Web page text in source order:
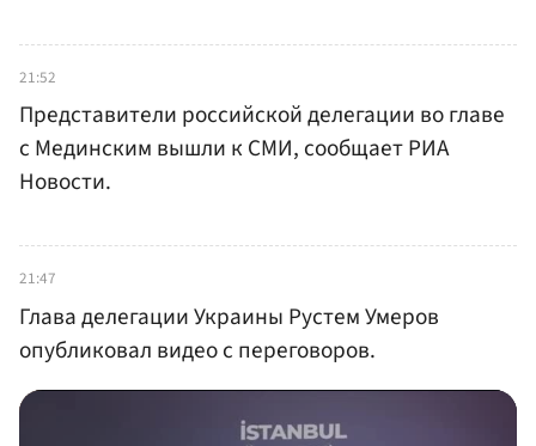
21:52
Представители российской делегации во главе
с Мединским вышли к СМИ, сообщает РИА
Новости.
21:47
Глава делегации Украины Рустем Умеров
опубликовал видео с переговоров.